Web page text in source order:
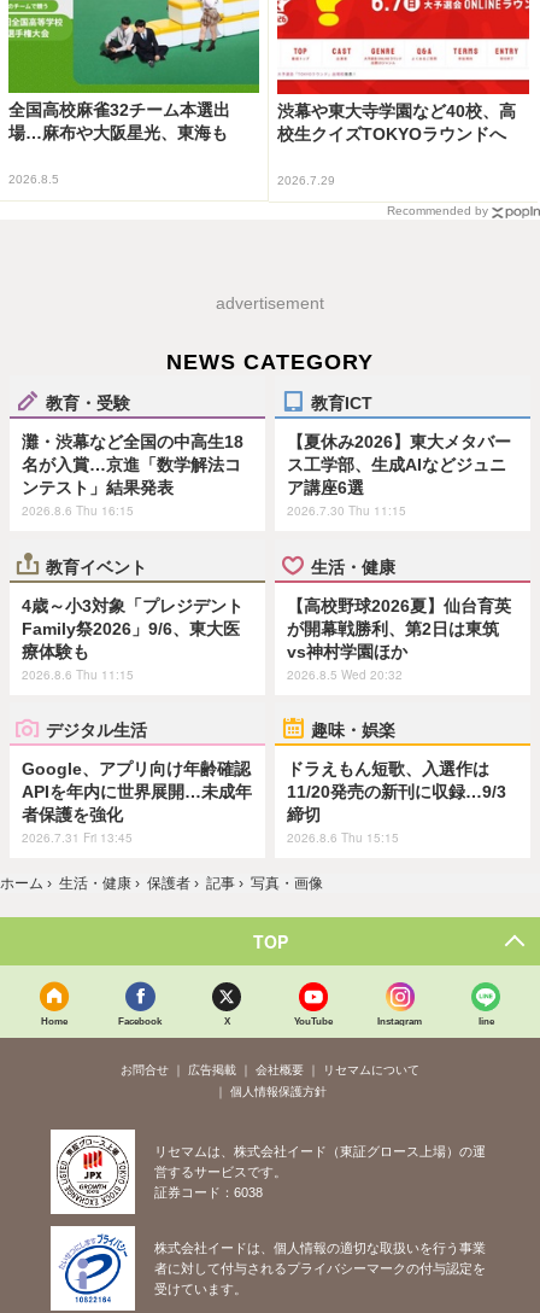
全国高校麻雀32チーム本選出
場…麻布や大阪星光、東海も
2026.8.5
渋幕や東大寺学園など40校、高
校生クイズTOKYOラウンドへ
2026.7.29
Recommended by
advertisement
NEWS CATEGORY
教育・受験
灘・渋幕など全国の中高生18
名が入賞…京進「数学解法コ
ンテスト」結果発表
2026.8.6 Thu 16:15
教育ICT
【夏休み2026】東大メタバー
ス工学部、生成AIなどジュニ
ア講座6選
2026.7.30 Thu 11:15
教育イベント
4歳～小3対象「プレジデント
Family祭2026」9/6、東大医
療体験も
2026.8.6 Thu 11:15
生活・健康
【高校野球2026夏】仙台育英
が開幕戦勝利、第2日は東筑
vs神村学園ほか
2026.8.5 Wed 20:32
デジタル生活
Google、アプリ向け年齢確認
APIを年内に世界展開…未成年
者保護を強化
2026.7.31 Fri 13:45
趣味・娯楽
ドラえもん短歌、入選作は
11/20発売の新刊に収録…9/3
締切
2026.8.6 Thu 15:15
ホーム › 生活・健康 › 保護者 › 記事 › 写真・画像
TOP
Home Facebook X YouTube Instagram line
お問合せ 広告掲載 会社概要
リセマムについて
個人情報保護方針
リセマムは、株式会社イード（東証グロース上場）の運
営するサービスです。
証券コード：6038
株式会社イードは、個人情報の適切な取扱いを行う事業
者に対して付与されるプライバシーマークの付与認定を
受けています。